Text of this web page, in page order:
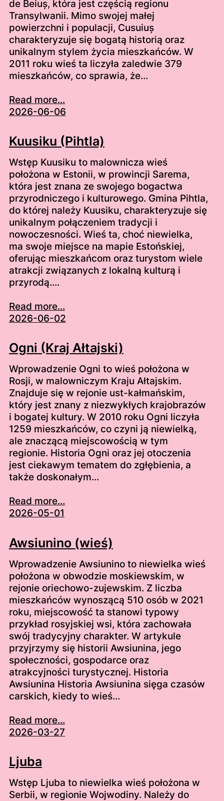
de Beiuș, która jest częścią regionu
Transylwanii. Mimo swojej małej
powierzchni i populacji, Cusuiuș
charakteryzuje się bogatą historią oraz
unikalnym stylem życia mieszkańców. W
2011 roku wieś ta liczyła zaledwie 379
mieszkańców, co sprawia, że…
Read more...
2026-06-06
Kuusiku (Pihtla)
Wstęp Kuusiku to malownicza wieś
położona w Estonii, w prowincji Sarema,
która jest znana ze swojego bogactwa
przyrodniczego i kulturowego. Gmina Pihtla,
do której należy Kuusiku, charakteryzuje się
unikalnym połączeniem tradycji i
nowoczesności. Wieś ta, choć niewielka,
ma swoje miejsce na mapie Estońskiej,
oferując mieszkańcom oraz turystom wiele
atrakcji związanych z lokalną kulturą i
przyrodą.…
Read more...
2026-06-02
Ogni (Kraj Ałtajski)
Wprowadzenie Ogni to wieś położona w
Rosji, w malowniczym Kraju Ałtajskim.
Znajduje się w rejonie ust-kałmańskim,
który jest znany z niezwykłych krajobrazów
i bogatej kultury. W 2010 roku Ogni liczyła
1259 mieszkańców, co czyni ją niewielką,
ale znaczącą miejscowością w tym
regionie. Historia Ogni oraz jej otoczenia
jest ciekawym tematem do zgłębienia, a
także doskonałym…
Read more...
2026-05-01
Awsiunino (wieś)
Wprowadzenie Awsiunino to niewielka wieś
położona w obwodzie moskiewskim, w
rejonie oriechowo-zujewskim. Z liczba
mieszkańców wynoszącą 510 osób w 2021
roku, miejscowość ta stanowi typowy
przykład rosyjskiej wsi, która zachowała
swój tradycyjny charakter. W artykule
przyjrzymy się historii Awsiunina, jego
społeczności, gospodarce oraz
atrakcyjności turystycznej. Historia
Awsiunina Historia Awsiunina sięga czasów
carskich, kiedy to wieś…
Read more...
2026-03-27
Ljuba
Wstęp Ljuba to niewielka wieś położona w
Serbii, w regionie Wojwodiny. Należy do